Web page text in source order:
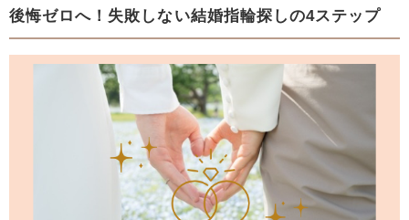
後悔ゼロへ！失敗しない結婚指輪探しの4ステップ